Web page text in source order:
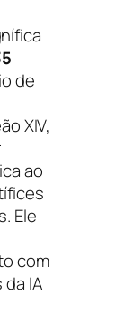
de
XIV,
ao
Ele
com
IA